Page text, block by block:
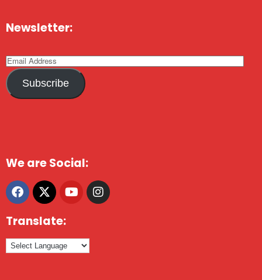
Newsletter:
Subscribe
We are Social:
Translate: